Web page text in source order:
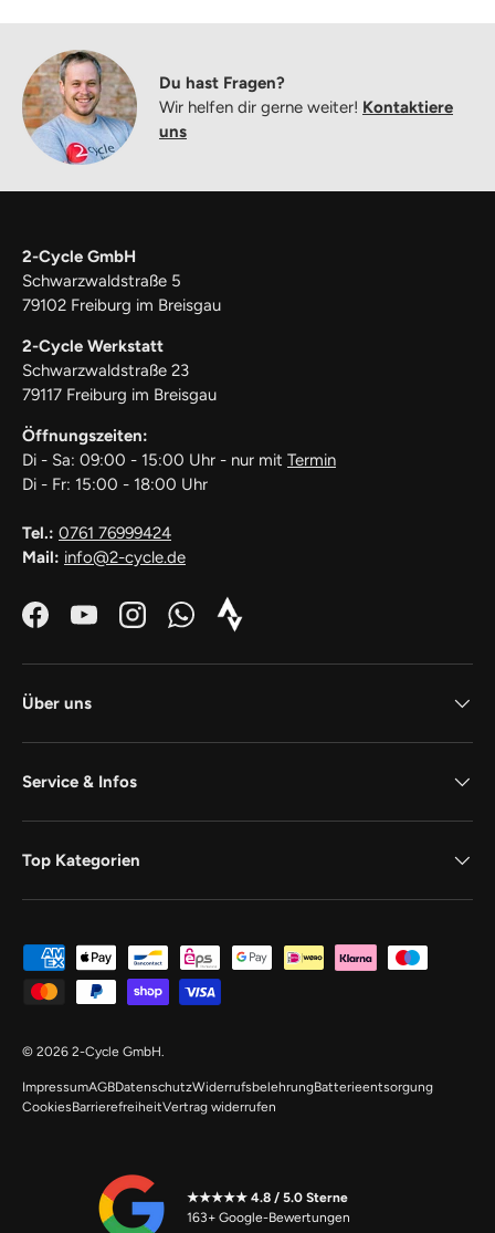
Du hast Fragen?
Wir helfen dir gerne weiter! Kontaktiere
uns
2-Cycle GmbH
Schwarzwaldstraße 5
79102 Freiburg im Breisgau
2-Cycle Werkstatt
Schwarzwaldstraße 23
79117 Freiburg im Breisgau
Öffnungszeiten:
Di - Sa: 09:00 - 15:00 Uhr - nur mit Termin
Di - Fr: 15:00 - 18:00 Uhr
Tel.: 0761 76999424
Mail: info@2-cycle.de
FacebookYouTubeInstagramWhatsAppStrava_Icon_Logo_white1
Über uns
Service & Infos
Top Kategorien
Zahlungsmethoden
© 2026 2-Cycle GmbH
ImpressumAGBDatenschutzWiderrufsbelehrungBatterieentsorgung
CookiesBarrierefreiheitVertrag widerrufen
★★★★★ 4.8 / 5.0 Sterne
163+ Google-Bewertungen